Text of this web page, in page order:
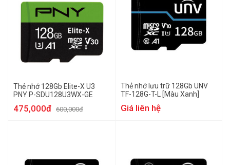
Thẻ nhớ 128Gb Elite-X U3
PNY P-SDU128U3WX-GE
475,000đ 600,000đ
Thẻ nhớ lưu trữ 128Gb UNV
TF-128G-T-L [Màu Xanh]
Giá liên hệ